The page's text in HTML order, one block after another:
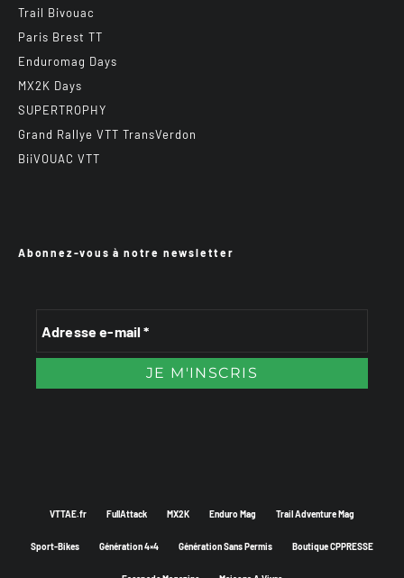
Trail Bivouac
Paris Brest TT
Enduromag Days
MX2K Days
SUPERTROPHY
Grand Rallye VTT TransVerdon
BiiVOUAC VTT
Abonnez-vous à notre newsletter
VTTAE.fr FullAttack MX2K Enduro Mag Trail Adventure Mag
Sport-Bikes Génération 4×4 Génération Sans Permis Boutique CPPRESSE